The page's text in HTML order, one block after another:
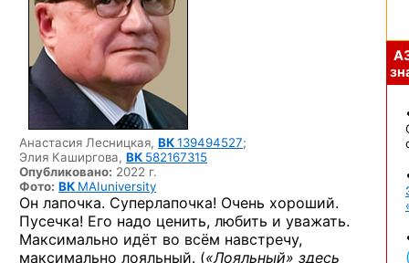
Анастасия Лесницкая, ВК139494527;
Элия Каширгова, ВК 582167315
Опубликовано: 2022 г.
Фото: ВК MAIuniversity
Он лапочка. Суперлапочка! Очень хороший.
Пусечка! Его надо ценить, любить и уважать.
Максимально идёт во всём навстречу,
максимально лояльный. («Лояльный» здесь